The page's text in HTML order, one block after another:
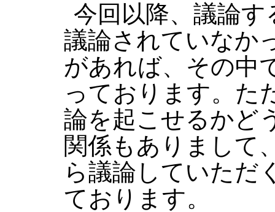
今回以降、議論
議論されていなか
があれば、その中
っております。た
論を起こせるかど
関係もありまして
ら議論していただ
ております。